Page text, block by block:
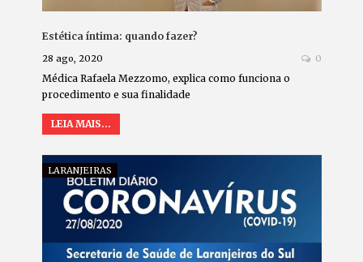
Estética íntima: quando fazer?
28 ago, 2020 0
Médica Rafaela Mezzomo, explica como funciona o
procedimento e sua finalidade
LEIA MAIS...
LARANJEIRAS